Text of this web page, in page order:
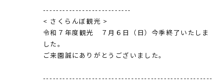
---------------------------
< さくらんぼ観光 >
令和７年度観光 ７月６日（日）今季終了いたしま
した。
ご来園誠にありがとうございました。
----------------------------------------------------